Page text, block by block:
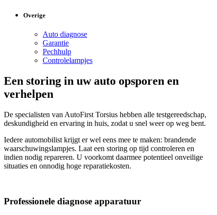
Overige
Auto diagnose
Garantie
Pechhulp
Controlelampjes
Een storing in uw auto opsporen en
verhelpen
De specialisten van AutoFirst Torsius hebben alle testgereedschap,
deskundigheid en ervaring in huis, zodat u snel weer op weg bent.
Iedere automobilist krijgt er wel eens mee te maken: brandende
waarschuwingslampjes. Laat een storing op tijd controleren en
indien nodig repareren. U voorkomt daarmee potentieel onveilige
situaties en onnodig hoge reparatiekosten.
Professionele diagnose apparatuur